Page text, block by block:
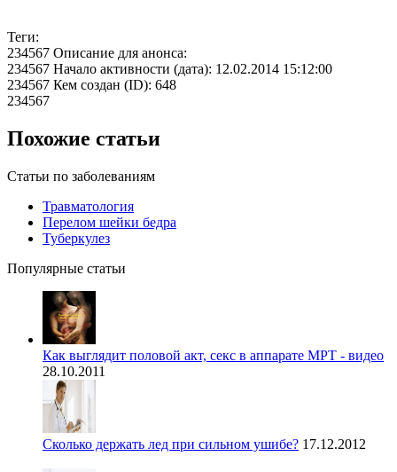
Теги:
234567 Описание для анонса:
234567 Начало активности (дата): 12.02.2014 15:12:00
234567 Кем создан (ID): 648
234567
Похожие статьи
Статьи по заболеваниям
Травматология
Перелом шейки бедра
Туберкулез
Популярные статьи
Как выглядит половой акт, секс в аппарате МРТ - видео
28.10.2011
Сколько держать лед при сильном ушибе? 17.12.2012